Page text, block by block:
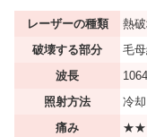
レーザーの種類
熱
破壊する部分
毛
波長
照射方法
冷
痛み